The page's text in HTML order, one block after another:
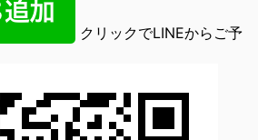
クリックでLINEからご予